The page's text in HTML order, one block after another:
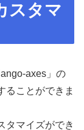
スタマ
axes」の
ることができま
タマイズができ